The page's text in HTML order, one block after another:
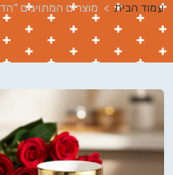
עמוד הבית > מוצרים המתויגים